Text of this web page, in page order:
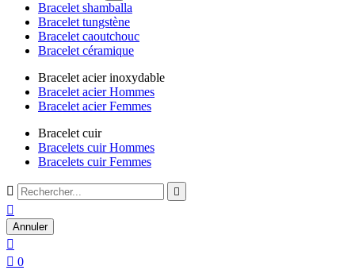
Bracelet shamballa
Bracelet tungstène
Bracelet caoutchouc
Bracelet céramique
Bracelet acier inoxydable
Bracelet acier Hommes
Bracelet acier Femmes
Bracelet cuir
Bracelets cuir Hommes
Bracelets cuir Femmes
 

Annuler

 0